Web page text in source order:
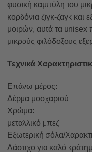
φυσική καμπύλη του
κορδόνια ζιγκ-ζαγκ και
μοιρών, αυτά τα unisex
μικρούς φιλόδοξους
Τεχνικά
Επάνω μέρος:
Δέρμα μοσχαριού
Χρώμα:
μεταλλικό μπεζ
Εξωτερική σόλα/
Λάστιχο για καλό